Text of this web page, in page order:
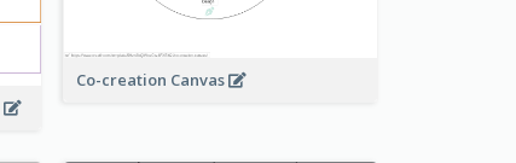
Co-creation Canvas